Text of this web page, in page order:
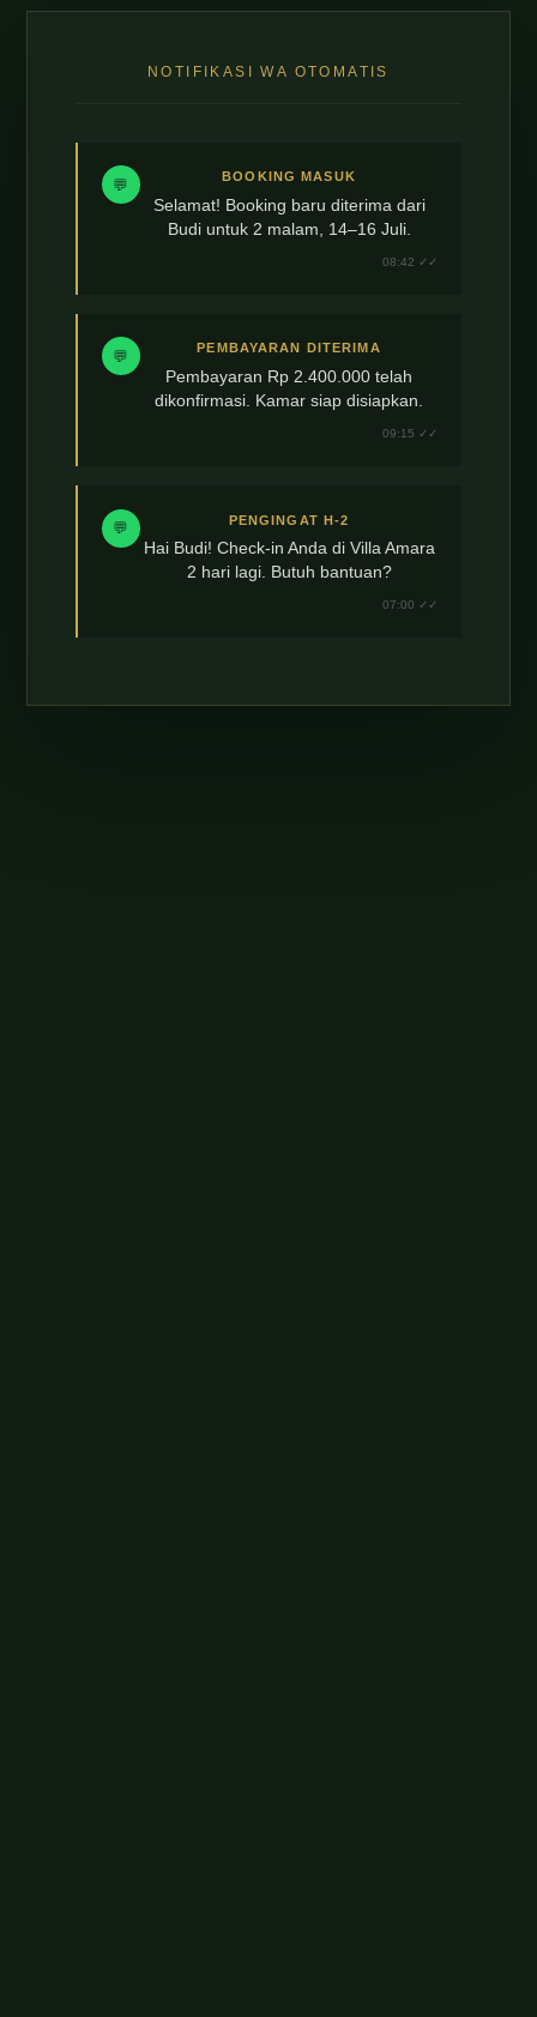
NOTIFIKASI WA OTOMATIS
💬 BOOKING MASUK
Selamat! Booking baru diterima dari
Budi untuk 2 malam, 14–16 Juli.
08:42 ✓✓
💬 PEMBAYARAN DITERIMA
Pembayaran Rp 2.400.000 telah
dikonfirmasi. Kamar siap disiapkan.
09:15 ✓✓
💬 PENGINGAT H-2
Hai Budi! Check-in Anda di Villa Amara
2 hari lagi. Butuh bantuan?
07:00 ✓✓